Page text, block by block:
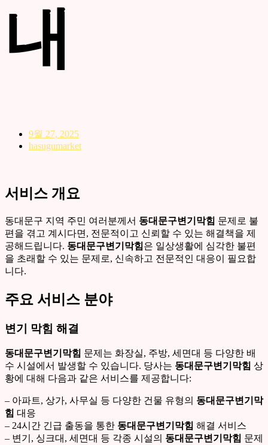
내
9월 27, 2025
hasugumarket
서비스 개요
동대문구 지역 주민 여러분께서 동대문구변기막힘 문제로 불
편을 겪고 계시다면, 전문적이고 신뢰할 수 있는 해결책을 제
공해드립니다. 동대문구변기막힘은 일상생활에 심각한 불편
을 초래할 수 있는 문제로, 신속하고 전문적인 대응이 필요합
니다.
주요 서비스 분야
변기 막힘 해결
동대문구변기막힘 문제는 화장실, 주방, 세면대 등 다양한 배
수 시설에서 발생할 수 있습니다. 당사는 동대문구변기막힘 상
황에 대해 다음과 같은 서비스를 제공합니다:
– 아파트, 상가, 사무실 등 다양한 건물 유형의 동대문구변기막
힘 대응
– 24시간 긴급 출동을 통한 동대문구변기막힘 해결 서비스
– 변기, 싱크대, 세면대 등 각종 시설의 동대문구변기막힘 문제